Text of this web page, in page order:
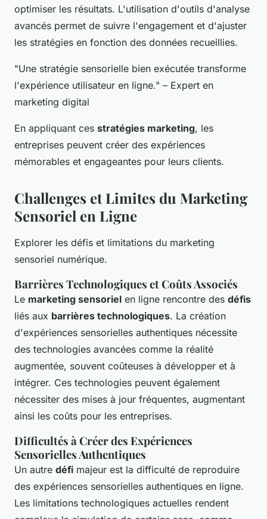
optimiser les résultats. L'utilisation d'outils d'analyse
avancés permet de suivre l'engagement et d'ajuster
les stratégies en fonction des données recueillies.
"Une stratégie sensorielle bien exécutée transforme
l'expérience utilisateur en ligne." – Expert en
marketing digital
En appliquant ces stratégies marketing, les
entreprises peuvent créer des expériences
mémorables et engageantes pour leurs clients.
Challenges et Limites du Marketing
Sensoriel en Ligne
Explorer les défis et limitations du marketing
sensoriel numérique.
Barrières Technologiques et Coûts Associés
Le marketing sensoriel en ligne rencontre des défis
liés aux barrières technologiques. La création
d'expériences sensorielles authentiques nécessite
des technologies avancées comme la réalité
augmentée, souvent coûteuses à développer et à
intégrer. Ces technologies peuvent également
nécessiter des mises à jour fréquentes, augmentant
ainsi les coûts pour les entreprises.
Difficultés à Créer des Expériences
Sensorielles Authentiques
Un autre défi majeur est la difficulté de reproduire
des expériences sensorielles authentiques en ligne.
Les limitations technologiques actuelles rendent